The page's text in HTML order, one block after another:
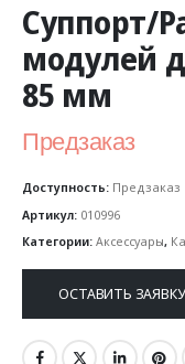
Суппорт/
модулей
85 мм
Предзаказ
Доступность: Предзаказ
Артикул: 010996
Категории: Аксессуары,
ОСТАВИТЬ ЗАЯВКУ